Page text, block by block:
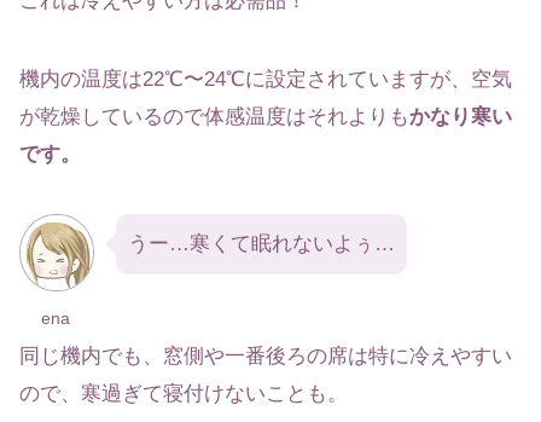
機内の温度は22℃〜24℃に設定されていますが、空気
が乾燥しているので体感温度はそれよりもかなり寒い
です。
ena
うー…寒くて眠れないよぅ…
同じ機内でも、窓側や一番後ろの席は特に冷えやすい
ので、寒過ぎて寝付けないことも。